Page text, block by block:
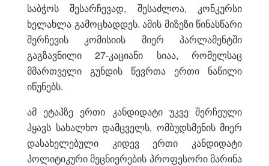
საბჭოს შესარჩევად, შესაძლოა, კონკურსი
ხელახლა გამოცხადდეს. ამის მიზეზი წინასწარი
შერჩევის კომისიის მიერ პარლამენტში
გაგზავნილი 27-კაციანი სიაა, რომელსაც
მმართველი გუნდის წევრთა ერთი ნაწილი
იწუნებს.
ამ ეტაპზე ერთი კანდიდატი უკვე შერჩეული
ჰყავს სახალხო დამცველს, ომბუდსმენის მიერ
დასახელებული კიდევ ერთი კანდიდატი
პოლიტიკური მეცნიერების პროფესორი მარინა